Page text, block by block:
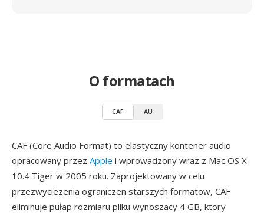
O formatach
CAF AU
CAF (Core Audio Format) to elastyczny kontener audio
opracowany przez Apple i wprowadzony wraz z Mac OS X
10.4 Tiger w 2005 roku. Zaprojektowany w celu
przezwyciezenia ograniczen starszych formatow, CAF
eliminuje pułap rozmiaru pliku wynoszacy 4 GB, ktory